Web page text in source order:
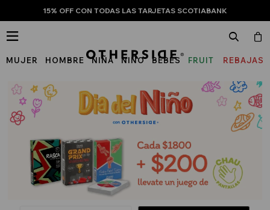
15% OFF CON TODAS LAS TARJETAS SCOTIABANK
MUJER HOMBRE NIÑA NIÑO BEBÉS
FRUIT
THE
LOOM
REBAJAS
